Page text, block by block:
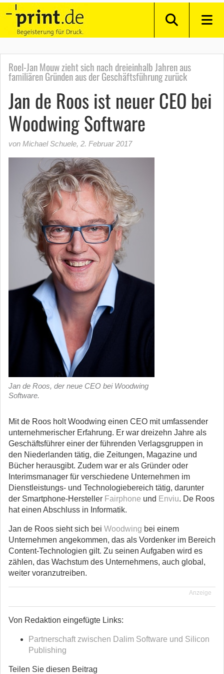
Roel-Jan Mouw zieht sich nach dreieinhalb Jahren aus
familiären Gründen aus der Geschäftsführung zurück
Jan de Roos ist neuer CEO bei
Woodwing Software
von Michael Schuele, 2. Februar 2017
Jan de Roos, der neue CEO bei Woodwing
Software.
Mit de Roos holt Woodwing einen CEO mit umfassender
unternehmerischer Erfahrung. Er war dreizehn Jahre als
Geschäftsführer einer der führenden Verlagsgruppen in
den Niederlanden tätig, die Zeitungen, Magazine und
Bücher herausgibt. Zudem war er als Gründer oder
Interimsmanager für verschiedene Unternehmen im
Dienstleistungs- und Technologiebereich tätig, darunter
der Smartphone-Hersteller Fairphone und Enviu. De Roos
hat einen Abschluss in Informatik.
Jan de Roos sieht sich bei Woodwing bei einem
Unternehmen angekommen, das als Vordenker im Bereich
Content-Technologien gilt. Zu seinen Aufgaben wird es
zählen, das Wachstum des Unternehmens, auch global,
weiter voranzutreiben.
Anzeige
Von Redaktion eingefügte Links:
Partnerschaft zwischen Dalim Software und Silicon
Publishing
Teilen Sie diesen Beitrag